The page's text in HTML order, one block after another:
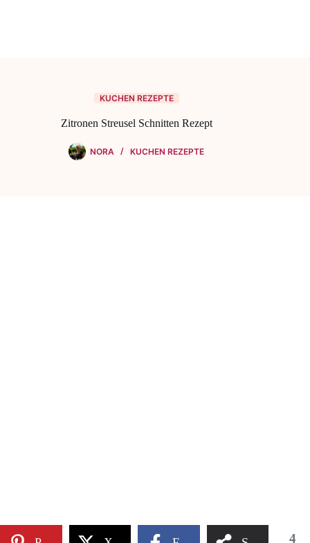
KUCHEN REZEPTE
Zitronen Streusel Schnitten Rezept
NORA KUCHEN REZEPTE
4